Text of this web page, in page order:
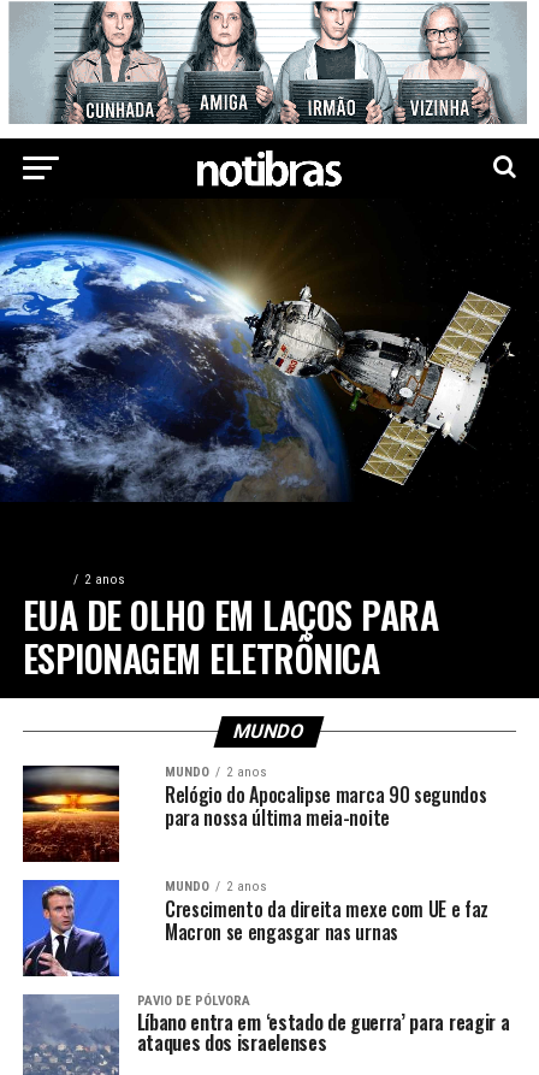
2 anos
EUA DE OLHO EM LAÇOS PARA
ESPIONAGEM ELETRÔNICA
MUNDO
MUNDO 2 anos
Relógio do Apocalipse marca 90 segundos
para nossa última meia-noite
MUNDO 2 anos
Crescimento da direita mexe com UE e faz
Macron se engasgar nas urnas
PAVIO DE PÓLVORA
Líbano entra em ‘estado de guerra’ para reagir a
ataques dos israelenses